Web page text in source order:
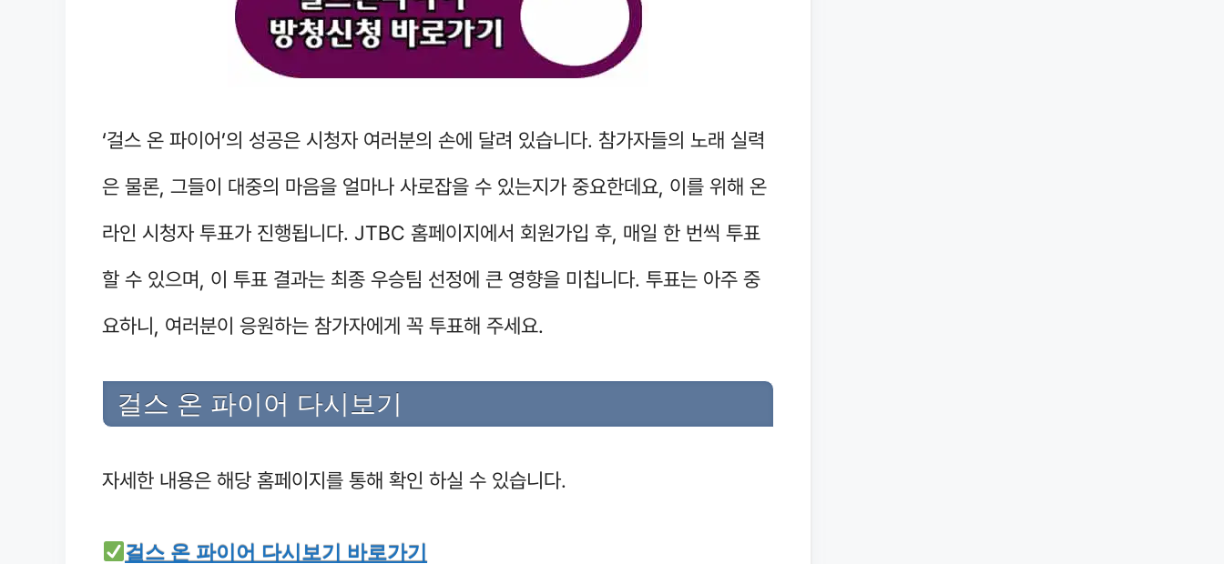
‘걸스 온 파이어’의 성공은 시청자 여러분의 손에 달려 있습니다. 참가자들의 노래 실력
은 물론, 그들이 대중의 마음을 얼마나 사로잡을 수 있는지가 중요한데요, 이를 위해 온
라인 시청자 투표가 진행됩니다. JTBC 홈페이지에서 회원가입 후, 매일 한 번씩 투표
할 수 있으며, 이 투표 결과는 최종 우승팀 선정에 큰 영향을 미칩니다. 투표는 아주 중
요하니, 여러분이 응원하는 참가자에게 꼭 투표해 주세요.
걸스 온 파이어 다시보기
자세한 내용은 해당 홈페이지를 통해 확인 하실 수 있습니다.
걸스 온 파이어 다시보기 바로가기